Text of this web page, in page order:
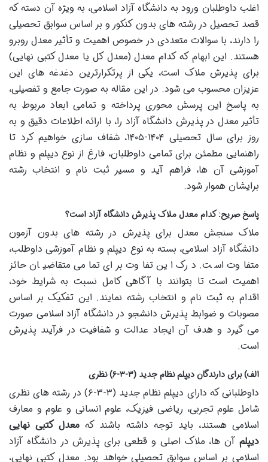
اغلب داوطلبان ورود به دانشگاه آزاد اسلامی، به ویژه آن دسته که
قصد تحصیل در رشته های بدون کنکور و بر اساس سوابق تحصیلی
را دارند، با سوالات متعددی در خصوص اهمیت و تأثیر معدل روبرو
هستند. این ابهام که کدام معدل (معدل کل یا معدل کتبی نهایی)
برای پذیرش ملاک است، یکی از پرتکرارترین دغدغه های این
عزیزان محسوب می شود. در این مقاله به صورت جامع و تفصیلی،
به پاسخ این پرسش محوری پرداخته و تمامی ابعاد مربوط به
تأثیر معدل در پذیرش دانشگاه آزاد را، با ارائه اطلاعات دقیق و به
روز برای سال تحصیلی ۱۴۰۴-۱۴۰۵، شفاف سازی خواهیم کرد تا
راهنمایی مطمئن برای تمامی داوطلبان، فارغ از نوع دیپلم و نظام
آموزشی آن ها، فراهم آید و مسیر ثبت نام و انتخاب رشته
برایشان هموار شود.
پاسخ صریح: کدام معدل ملاک پذیرش دانشگاه آزاد است؟
ملاک سنجش معدل برای پذیرش در رشته های بدون آزمون
دانشگاه آزاد اسلامی، بسته به نوع دیپلم و نظام آموزشی داوطلب،
متفاوت است. درک این تفاوت برای تمامی متقاضیان حائز
اهمیت است تا بتوانند با آگاهی کامل نسبت به شرایط خود،
اقدام به ثبت نام و انتخاب رشته نمایند. این تفکیک بر اساس
مصوبات و ضوابط پذیرش دانشجو در دانشگاه آزاد اسلامی صورت
می گیرد و هدف آن ایجاد عدالت و شفافیت در فرآیند پذیرش
است.
الف) برای دارندگان دیپلم نظام جدید (۳-۳-۶) نظری
داوطلبانی که دارای دیپلم نظام جدید (۳-۳-۶) در رشته های نظری
شامل علوم تجربی، ریاضی فیزیک، علوم انسانی و علوم و معارف
اسلامی هستند، باید توجه داشته باشند که معدل کتبی نهایی
دیپلم آن ها، ملاک اصلی و قطعی برای پذیرش در دانشگاه آزاد
اسلامی بر اساس سوابق تحصیلی خواهد بود. معدل کتبی نهایی،